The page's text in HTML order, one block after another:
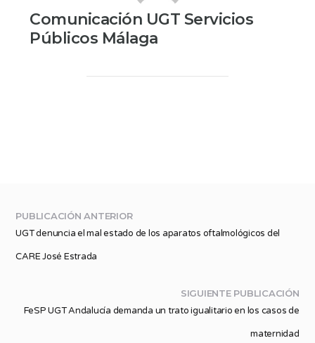
Comunicación UGT Servicios
Públicos Málaga
PUBLICACIÓN ANTERIOR
UGT denuncia el mal estado de los aparatos oftalmológicos del
CARE José Estrada
SIGUIENTE PUBLICACIÓN
FeSP UGT Andalucía demanda un trato igualitario en los casos de
maternidad